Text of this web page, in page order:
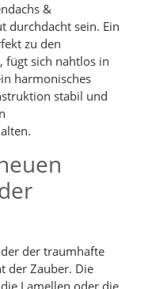
&
durchdacht sein. Ein
zu den
fügt sich nahtlos in
harmonisches
stabil und
der traumhafte
der Zauber. Die
Lamellen oder die